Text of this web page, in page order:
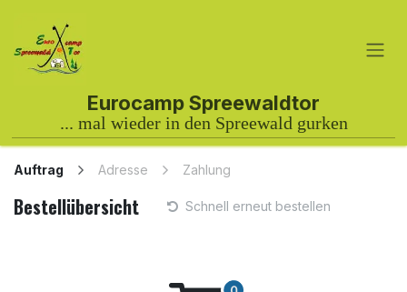
Auftrag Adresse Zahlung
Bestellübersicht Schnell erneut bestellen